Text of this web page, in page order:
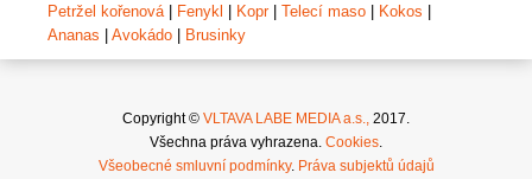
Petržel kořenová
Fenykl Kopr| Telecí maso Kokos
Ananas
Avokádo Brusinky
Copyright © VLTAVA LABE MEDIA a.s., 2017.
Všechna práva vyhrazena. Cookies.
Všeobecné smluvní podmínky. Práva subjektů údajů